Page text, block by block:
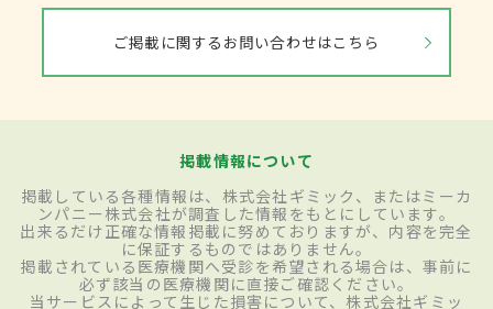
ご掲載に関するお問い合わせはこちら
掲載情報について
掲載している各種情報は、株式会社ギミック、またはミーカ
ンパニー株式会社が調査した情報をもとにしています。
出来るだけ正確な情報掲載に努めておりますが、内容を完全
に保証するものではありません。
掲載されている医療機関へ受診を希望される場合は、事前に
必ず該当の医療機関に直接ご確認ください。
当サービスによって生じた損害について、株式会社ギミッ